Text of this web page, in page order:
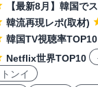
【最新8月】韓国で
韓流再現レポ(取材)
韓国TV視聴率TOP10
Netflix世界TOP10
トンイ